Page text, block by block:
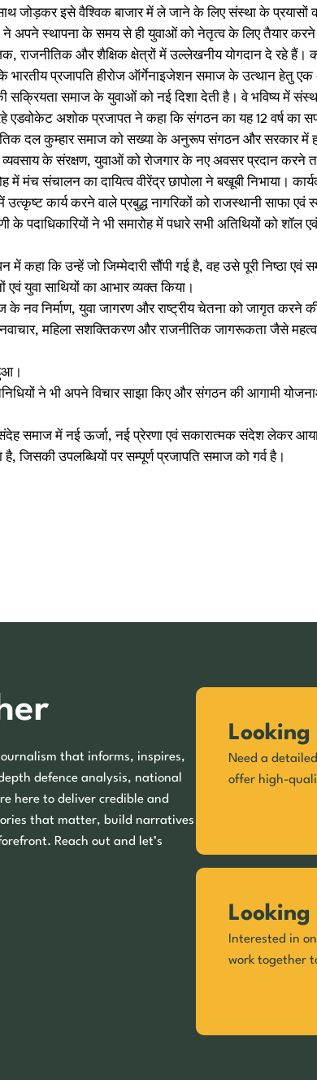
जोड़कर इसे वैश्विक बाजार में ले जाने के लिए संस्था के प्रयासों
ने अपने स्थापना के समय से ही युवाओं को नेतृत्व के लिए तैयार करने
और शैक्षिक क्षेत्रों में उल्लेखनीय योगदान दे रहे हैं।
प्रजापति हीरोज ऑर्गेनाइजेशन समाज के उत्थान हेतु
सक्रियता समाज के युवाओं को नई दिशा देती है। वे भविष्य में
एडवोकेट अशोक प्रजापत ने कहा कि संगठन का यह 12 वर्ष का
दल कुम्हार समाज को सख्या के अनुरूप संगठन और सरकार में
व्यवसाय के संरक्षण, युवाओं को रोजगार के नए अवसर प्रदान करने
मंच संचालन का दायित्व वीरेंद्र छापोला ने बखूबी निभाया।
उत्कृष्ट कार्य करने वाले प्रबुद्ध नागरिकों को राजस्थानी साफा एवं
के पदाधिकारियों ने भी समारोह में पधारे सभी अतिथियों को शॉल
कहा कि उन्हें जो जिम्मेदारी सौंपी गई है, वह उसे पूरी निष्ठा एवं
युवा साथियों का आभार व्यक्त किया।
के नव निर्माण, युवा जागरण और राष्ट्रीय चेतना को जागृत करने
महिला सशक्तिकरण और राजनीतिक जागरूकता जैसे
ने भी अपने विचार साझा किए और संगठन की आगामी
समाज में नई ऊर्जा, नई प्रेरणा एवं सकारात्मक संदेश लेकर
उपलब्धियों पर सम्पूर्ण प्रजापति समाज को गर्व है।
that informs, inspires,
defence analysis, national
here to deliver credible and
that matter, build narratives
Reach out and let’s
Looking
Need a
offer high-
Looking
Interested in
work together